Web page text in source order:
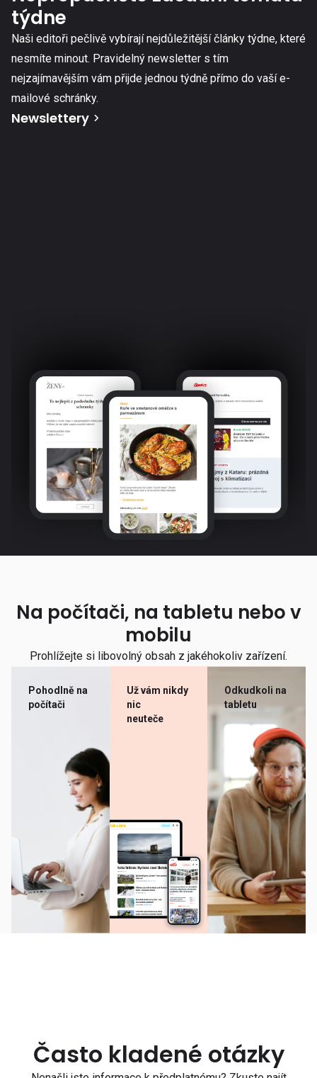
týdne
Naši editoři pečlivě vybírají nejdůležitější články týdne, které
nesmíte minout. Pravidelný newsletter s tím
nejzajímavějším vám přijde jednou týdně přímo do vaší e-
mailové schránky.
Newslettery
Na počítači, na tabletu nebo v
mobilu
Prohlížejte si libovolný obsah z jakéhokoliv zařízení.
Pohodlně na
počítači
Už vám nikdy
nic
neuteče
Odkudkoli na
tabletu
Často kladené otázky